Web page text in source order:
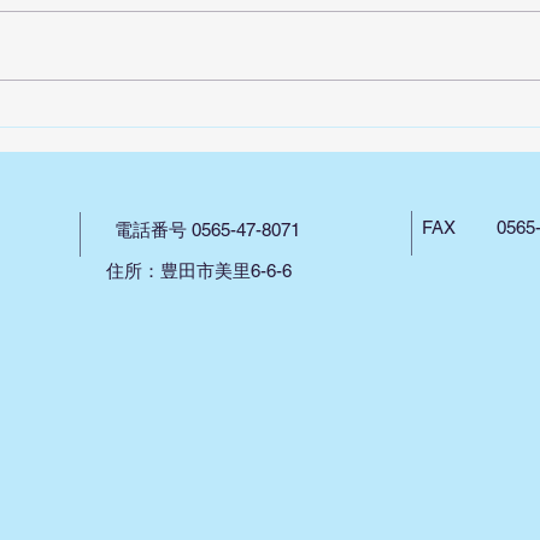
電話番号 0565-47-8071 FAX 0565-
住所：豊田市美里6-6-6